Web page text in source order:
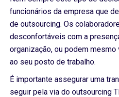
funcionários da empresa que
de outsourcing. Os
desconfortáveis com a
organização, ou podem
ao seu posto de trabalho.
É importante assegurar uma
seguir pela via do outsourcing